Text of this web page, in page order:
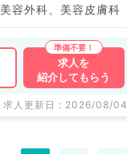
美容外科、美容皮膚科
求人を
紹介してもらう
求人更新日 : 2026/08/04